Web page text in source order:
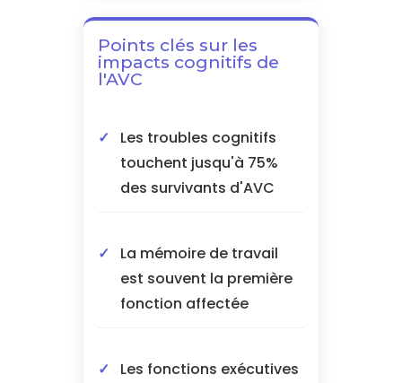
Points clés sur les
impacts cognitifs de
l'AVC
Les troubles cognitifs
touchent jusqu'à 75%
des survivants d'AVC
La mémoire de travail
est souvent la première
fonction affectée
Les fonctions exécutives